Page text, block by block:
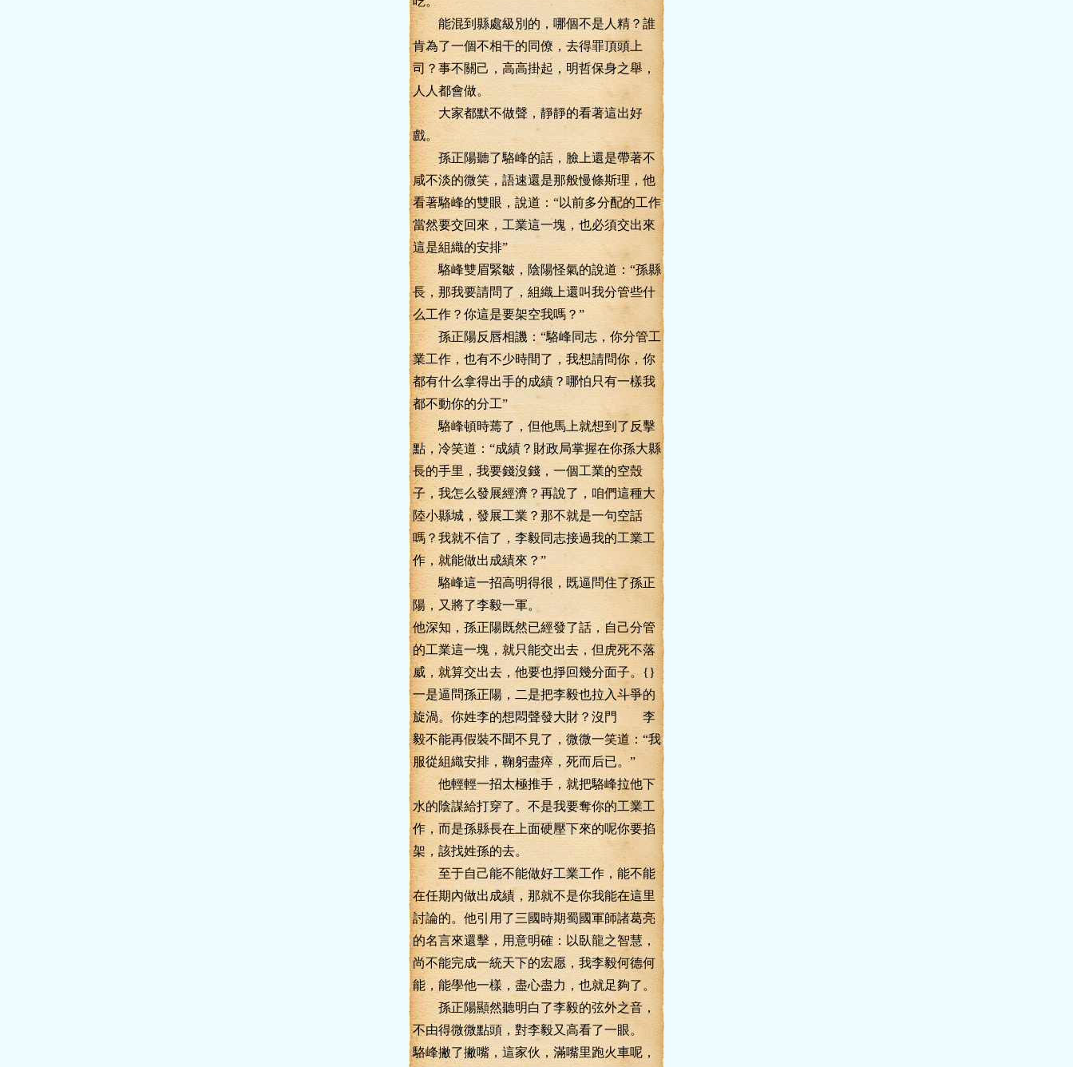
能混到縣處級別的，哪個不是人精？誰
肯為了一個不相干的同僚，去得罪頂頭上
司？事不關己，高高掛起，明哲保身之舉，
人人都會做。
大家都默不做聲，靜靜的看著這出好
戲。
孫正陽聽了駱峰的話，臉上還是帶著不
咸不淡的微笑，語速還是那般慢條斯理，他
看著駱峰的雙眼，說道：“以前多分配的工作
當然要交回來，工業這一塊，也必須交出來
這是組織的安排”
駱峰雙眉緊皺，陰陽怪氣的說道：“孫縣
長，那我要請問了，組織上還叫我分管些什
么工作？你這是要架空我嗎？”
孫正陽反唇相譏：“駱峰同志，你分管工
業工作，也有不少時間了，我想請問你，你
都有什么拿得出手的成績？哪怕只有一樣我
都不動你的分工”
駱峰頓時蔫了，但他馬上就想到了反擊
點，冷笑道：“成績？財政局掌握在你孫大縣
長的手里，我要錢沒錢，一個工業的空殼
子，我怎么發展經濟？再說了，咱們這種大
陸小縣城，發展工業？那不就是一句空話
嗎？我就不信了，李毅同志接過我的工業工
作，就能做出成績來？”
駱峰這一招高明得很，既逼問住了孫正
陽，又將了李毅一軍。
他深知，孫正陽既然已經發了話，自己分管
的工業這一塊，就只能交出去，但虎死不落
威，就算交出去，他要也掙回幾分面子。{}
一是逼問孫正陽，二是把李毅也拉入斗爭的
旋渦。你姓李的想悶聲發大財？沒門 李
毅不能再假裝不聞不見了，微微一笑道：“我
服從組織安排，鞠躬盡瘁，死而后已。”
他輕輕一招太極推手，就把駱峰拉他下
水的陰謀給打穿了。不是我要奪你的工業工
作，而是孫縣長在上面硬壓下來的呢你要掐
架，該找姓孫的去。
至于自己能不能做好工業工作，能不能
在任期內做出成績，那就不是你我能在這里
討論的。他引用了三國時期蜀國軍師諸葛亮
的名言來還擊，用意明確：以臥龍之智慧，
尚不能完成一統天下的宏愿，我李毅何德何
能，能學他一樣，盡心盡力，也就足夠了。
孫正陽顯然聽明白了李毅的弦外之音，
不由得微微點頭，對李毅又高看了一眼。
駱峰撇了撇嘴，這家伙，滿嘴里跑火車呢，